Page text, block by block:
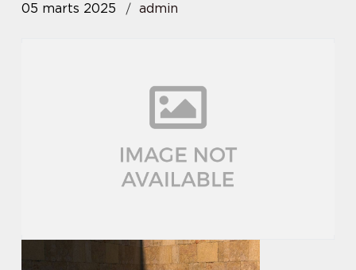
05 marts 2025 admin